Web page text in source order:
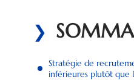
Stratégie de
inférieures plutôt que